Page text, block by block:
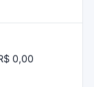
0,00